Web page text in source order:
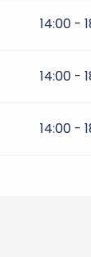
14:00 -
14:00 -
14:00 -